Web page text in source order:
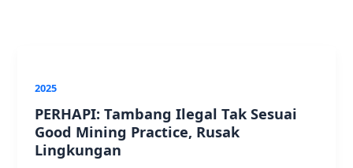
2025
PERHAPI: Tambang Ilegal Tak Sesuai
Good Mining Practice, Rusak
Lingkungan